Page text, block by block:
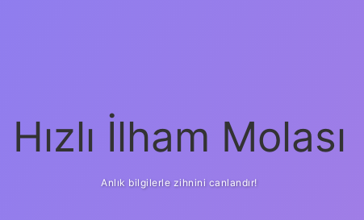
Hızlı İlham Molası
Anlık bilgilerle zihnini canlandır!